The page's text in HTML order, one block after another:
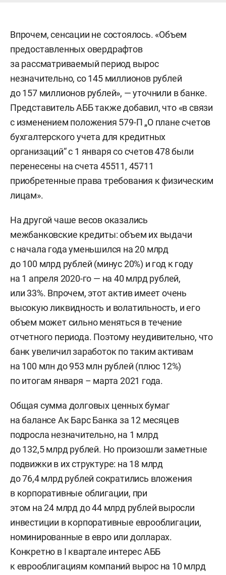
Впрочем, сенсации не состоялось. «Объем
предоставленных овердрафтов
за рассматриваемый период вырос
незначительно, со 145 миллионов рублей
до 157 миллионов рублей», — уточнили в банке.
Представитель АББ также добавил, что «в связи
с изменением положения 579-П „О плане счетов
бухгалтерского учета для кредитных
организаций“ с 1 января со счетов 478 были
перенесены на счета 45511, 45711
приобретенные права требования к физическим
лицам».
На другой чаше весов оказались
межбанковские кредиты: объем их выдачи
с начала года уменьшился на 20 млрд
до 100 млрд рублей (минус 20%) и год к году
на 1 апреля 2020-го — на 40 млрд рублей,
или 33%. Впрочем, этот актив имеет очень
высокую ликвидность и волатильность, и его
объем может сильно меняться в течение
отчетного периода. Поэтому неудивительно, что
банк увеличил заработок по таким активам
на 100 млн до 953 млн рублей (плюс 12%)
по итогам января – марта 2021 года.
Общая сумма долговых ценных бумаг
на балансе Ак Барс Банка за 12 месяцев
подросла незначительно, на 1 млрд
до 132,5 млрд рублей. Но произошли заметные
подвижки в их структуре: на 18 млрд
до 76,4 млрд рублей сократились вложения
в корпоративные облигации, при
этом на 24 млрд до 44 млрд рублей выросли
инвестиции в корпоративные еврооблигации,
номинированные в евро или долларах.
Конкретно в I квартале интерес АББ
к еврооблигациям компаний вырос на 10 млрд